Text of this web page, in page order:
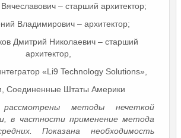
– старший архитектор;
Владимирович – архитектор;
Дмитрий Николаевич – старший
архитектор,
«Li9 Technology Solutions»,
Соединенные Штаты Америки
методы нечеткой
в частности применение метода
Показана необходимость